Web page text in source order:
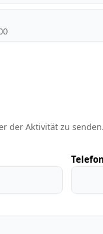
der Aktivität zu
Telefon